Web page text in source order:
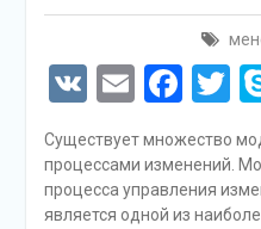
VKEmail
Существует множество
процессами изменений.
процесса управления
является одной из